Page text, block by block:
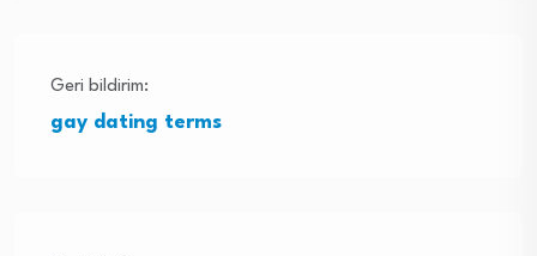
Geri bildirim:
gay dating terms